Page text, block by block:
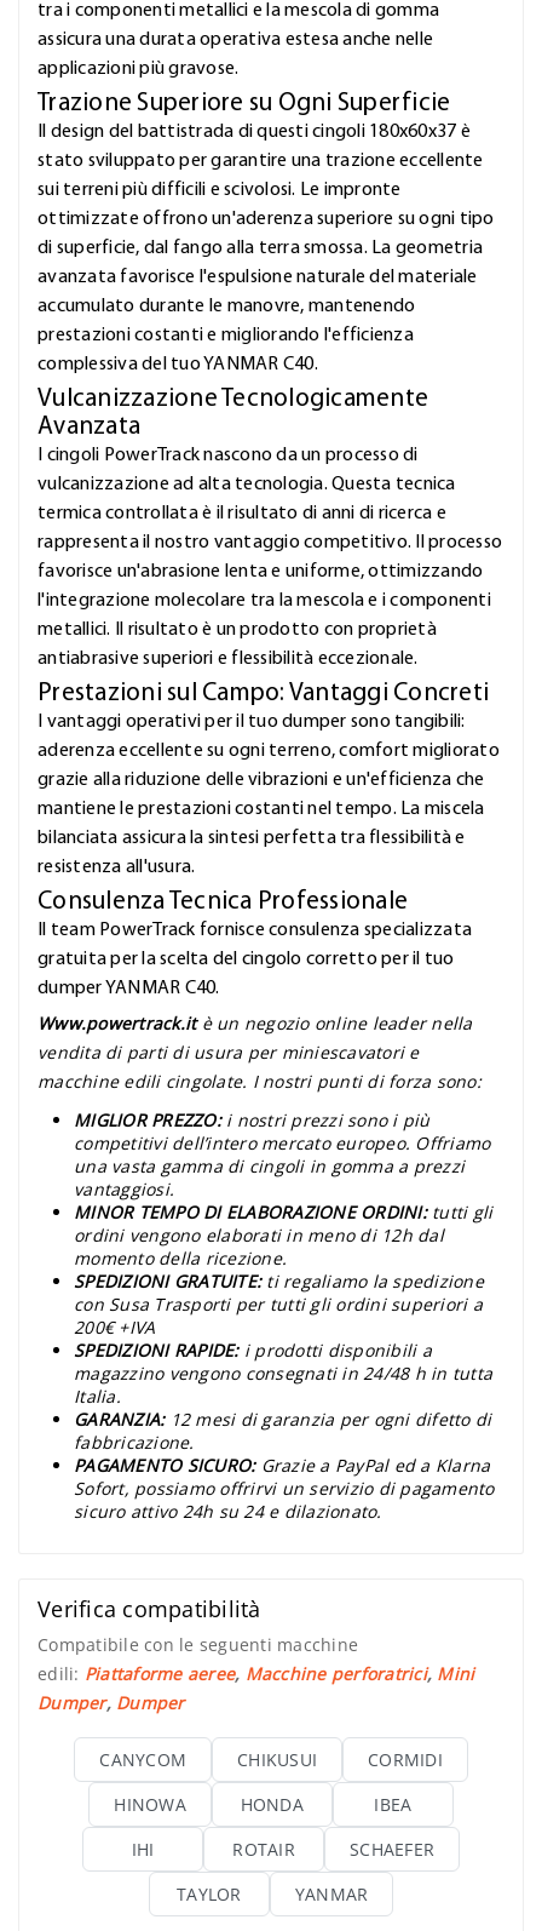
tra i componenti metallici e la mescola di gomma
assicura una durata operativa estesa anche nelle
applicazioni più gravose.
Trazione Superiore su Ogni Superficie
Il design del battistrada di questi cingoli 180x60x37 è
stato sviluppato per garantire una trazione eccellente
sui terreni più difficili e scivolosi. Le impronte
ottimizzate offrono un'aderenza superiore su ogni tipo
di superficie, dal fango alla terra smossa. La geometria
avanzata favorisce l'espulsione naturale del materiale
accumulato durante le manovre, mantenendo
prestazioni costanti e migliorando l'efficienza
complessiva del tuo YANMAR C40.
Vulcanizzazione Tecnologicamente
Avanzata
I cingoli PowerTrack nascono da un processo di
vulcanizzazione ad alta tecnologia. Questa tecnica
termica controllata è il risultato di anni di ricerca e
rappresenta il nostro vantaggio competitivo. Il processo
favorisce un'abrasione lenta e uniforme, ottimizzando
l'integrazione molecolare tra la mescola e i componenti
metallici. Il risultato è un prodotto con proprietà
antiabrasive superiori e flessibilità eccezionale.
Prestazioni sul Campo: Vantaggi Concreti
I vantaggi operativi per il tuo dumper sono tangibili:
aderenza eccellente su ogni terreno, comfort migliorato
grazie alla riduzione delle vibrazioni e un'efficienza che
mantiene le prestazioni costanti nel tempo. La miscela
bilanciata assicura la sintesi perfetta tra flessibilità e
resistenza all'usura.
Consulenza Tecnica Professionale
Il team PowerTrack fornisce consulenza specializzata
gratuita per la scelta del cingolo corretto per il tuo
dumper YANMAR C40.
Www.powertrack.it è un negozio online leader nella
vendita di parti di usura per miniescavatori e
macchine edili cingolate. I nostri punti di forza sono:
MIGLIOR PREZZO: i nostri prezzi sono i più
competitivi dell’intero mercato europeo. Offriamo
una vasta gamma di cingoli in gomma a prezzi
vantaggiosi.
MINOR TEMPO DI ELABORAZIONE ORDINI: tutti gli
ordini vengono elaborati in meno di 12h dal
momento della ricezione.
SPEDIZIONI GRATUITE: ti regaliamo la spedizione
con Susa Trasporti per tutti gli ordini superiori a
200€ +IVA
SPEDIZIONI RAPIDE: i prodotti disponibili a
magazzino vengono consegnati in 24/48 h in tutta
Italia.
GARANZIA: 12 mesi di garanzia per ogni difetto di
fabbricazione.
PAGAMENTO SICURO: Grazie a PayPal ed a Klarna
Sofort, possiamo offrirvi un servizio di pagamento
sicuro attivo 24h su 24 e dilazionato.
Verifica compatibilità
Compatibile con le seguenti macchine
edili: Piattaforme aeree, Macchine perforatrici, Mini
Dumper, Dumper
CANYCOM CHIKUSUI
CORMIDI
HINOWA
HONDA
IBEA
IHI
ROTAIR
SCHAEFER
TAYLOR
YANMAR